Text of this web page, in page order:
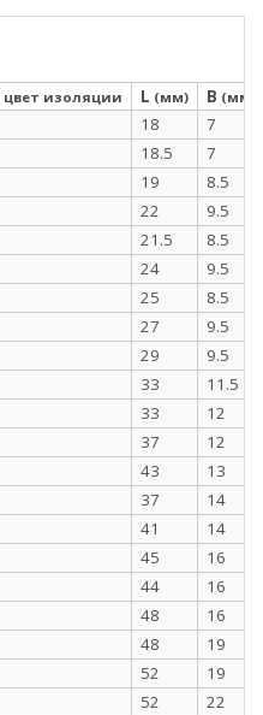
цвет изоляции L (мм) B (мм)
18 7
18.5 7
19 8.5
22 9.5
21.5 8.5
24 9.5
25 8.5
27 9.5
29 9.5
33 11.5
33 12
37 12
43 13
37 14
41 14
45 16
44 16
48 16
48 19
52 19
52 22